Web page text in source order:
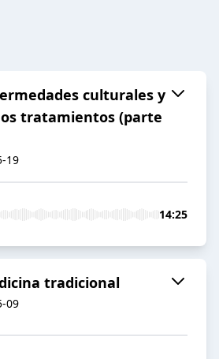
culturales y
tratamientos (parte
19
14:25
tradicional
09